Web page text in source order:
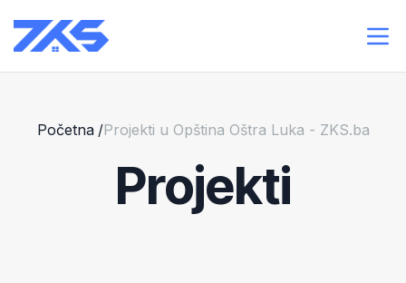
Početna /Projekti u Opština Oštra Luka - ZKS.ba
Projekti